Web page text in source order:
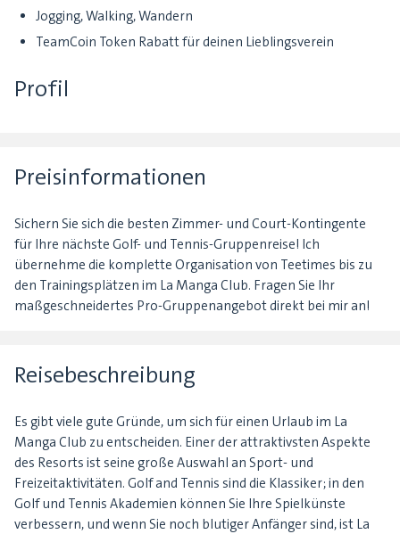
Jogging, Walking, Wandern
TeamCoin Token Rabatt für deinen Lieblingsverein
Profil
Preisinformationen
Sichern Sie sich die besten Zimmer- und Court-Kontingente
für Ihre nächste Golf- und Tennis-Gruppenreise! Ich
übernehme die komplette Organisation von Teetimes bis zu
den Trainingsplätzen im La Manga Club. Fragen Sie Ihr
maßgeschneidertes Pro-Gruppenangebot direkt bei mir an!
Reisebeschreibung
Es gibt viele gute Gründe, um sich für einen Urlaub im La
Manga Club zu entscheiden. Einer der attraktivsten Aspekte
des Resorts ist seine große Auswahl an Sport- und
Freizeitaktivitäten. Golf and Tennis sind die Klassiker; in den
Golf und Tennis Akademien können Sie Ihre Spielkünste
verbessern, und wenn Sie noch blutiger Anfänger sind, ist La